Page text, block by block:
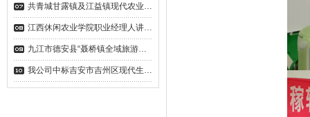
共青城甘露镇及江益镇现代农业…
江西休闲农业学院职业经理人讲…
九江市德安县“聂桥镇全域旅游…
我公司中标吉安市吉州区现代生…